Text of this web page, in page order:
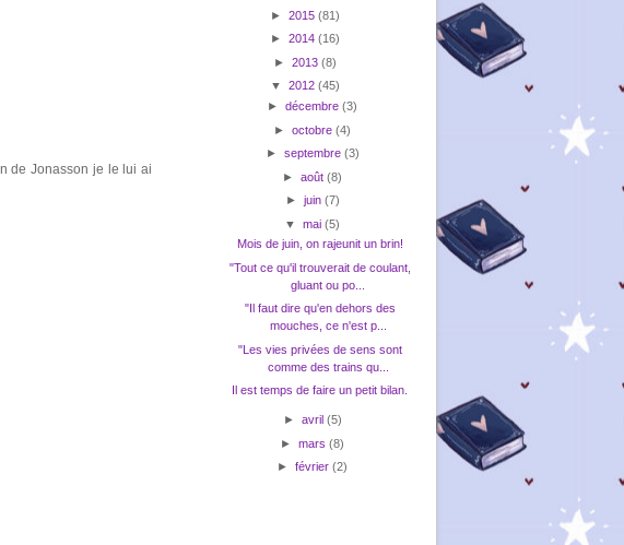
de Jonasson je le lui ai
► 2015 (81)
► 2014 (16)
► 2013 (8)
▼ 2012 (45)
►décembre(3)
►octobre(4)
► septembre (3)
►août(8)
► juin (7)
▼mai(5)
Mois de juin, on rajeunit un brin!
"Tout ce qu'il trouverait de coulant,
gluant ou po...
"Il faut dire qu'en dehors des
mouches, ce n'est p...
"Les vies privées de sens sont
comme des trains qu...
Il est temps de faire un petit bilan.
► avril (5)
►mars(8)
►février(2)